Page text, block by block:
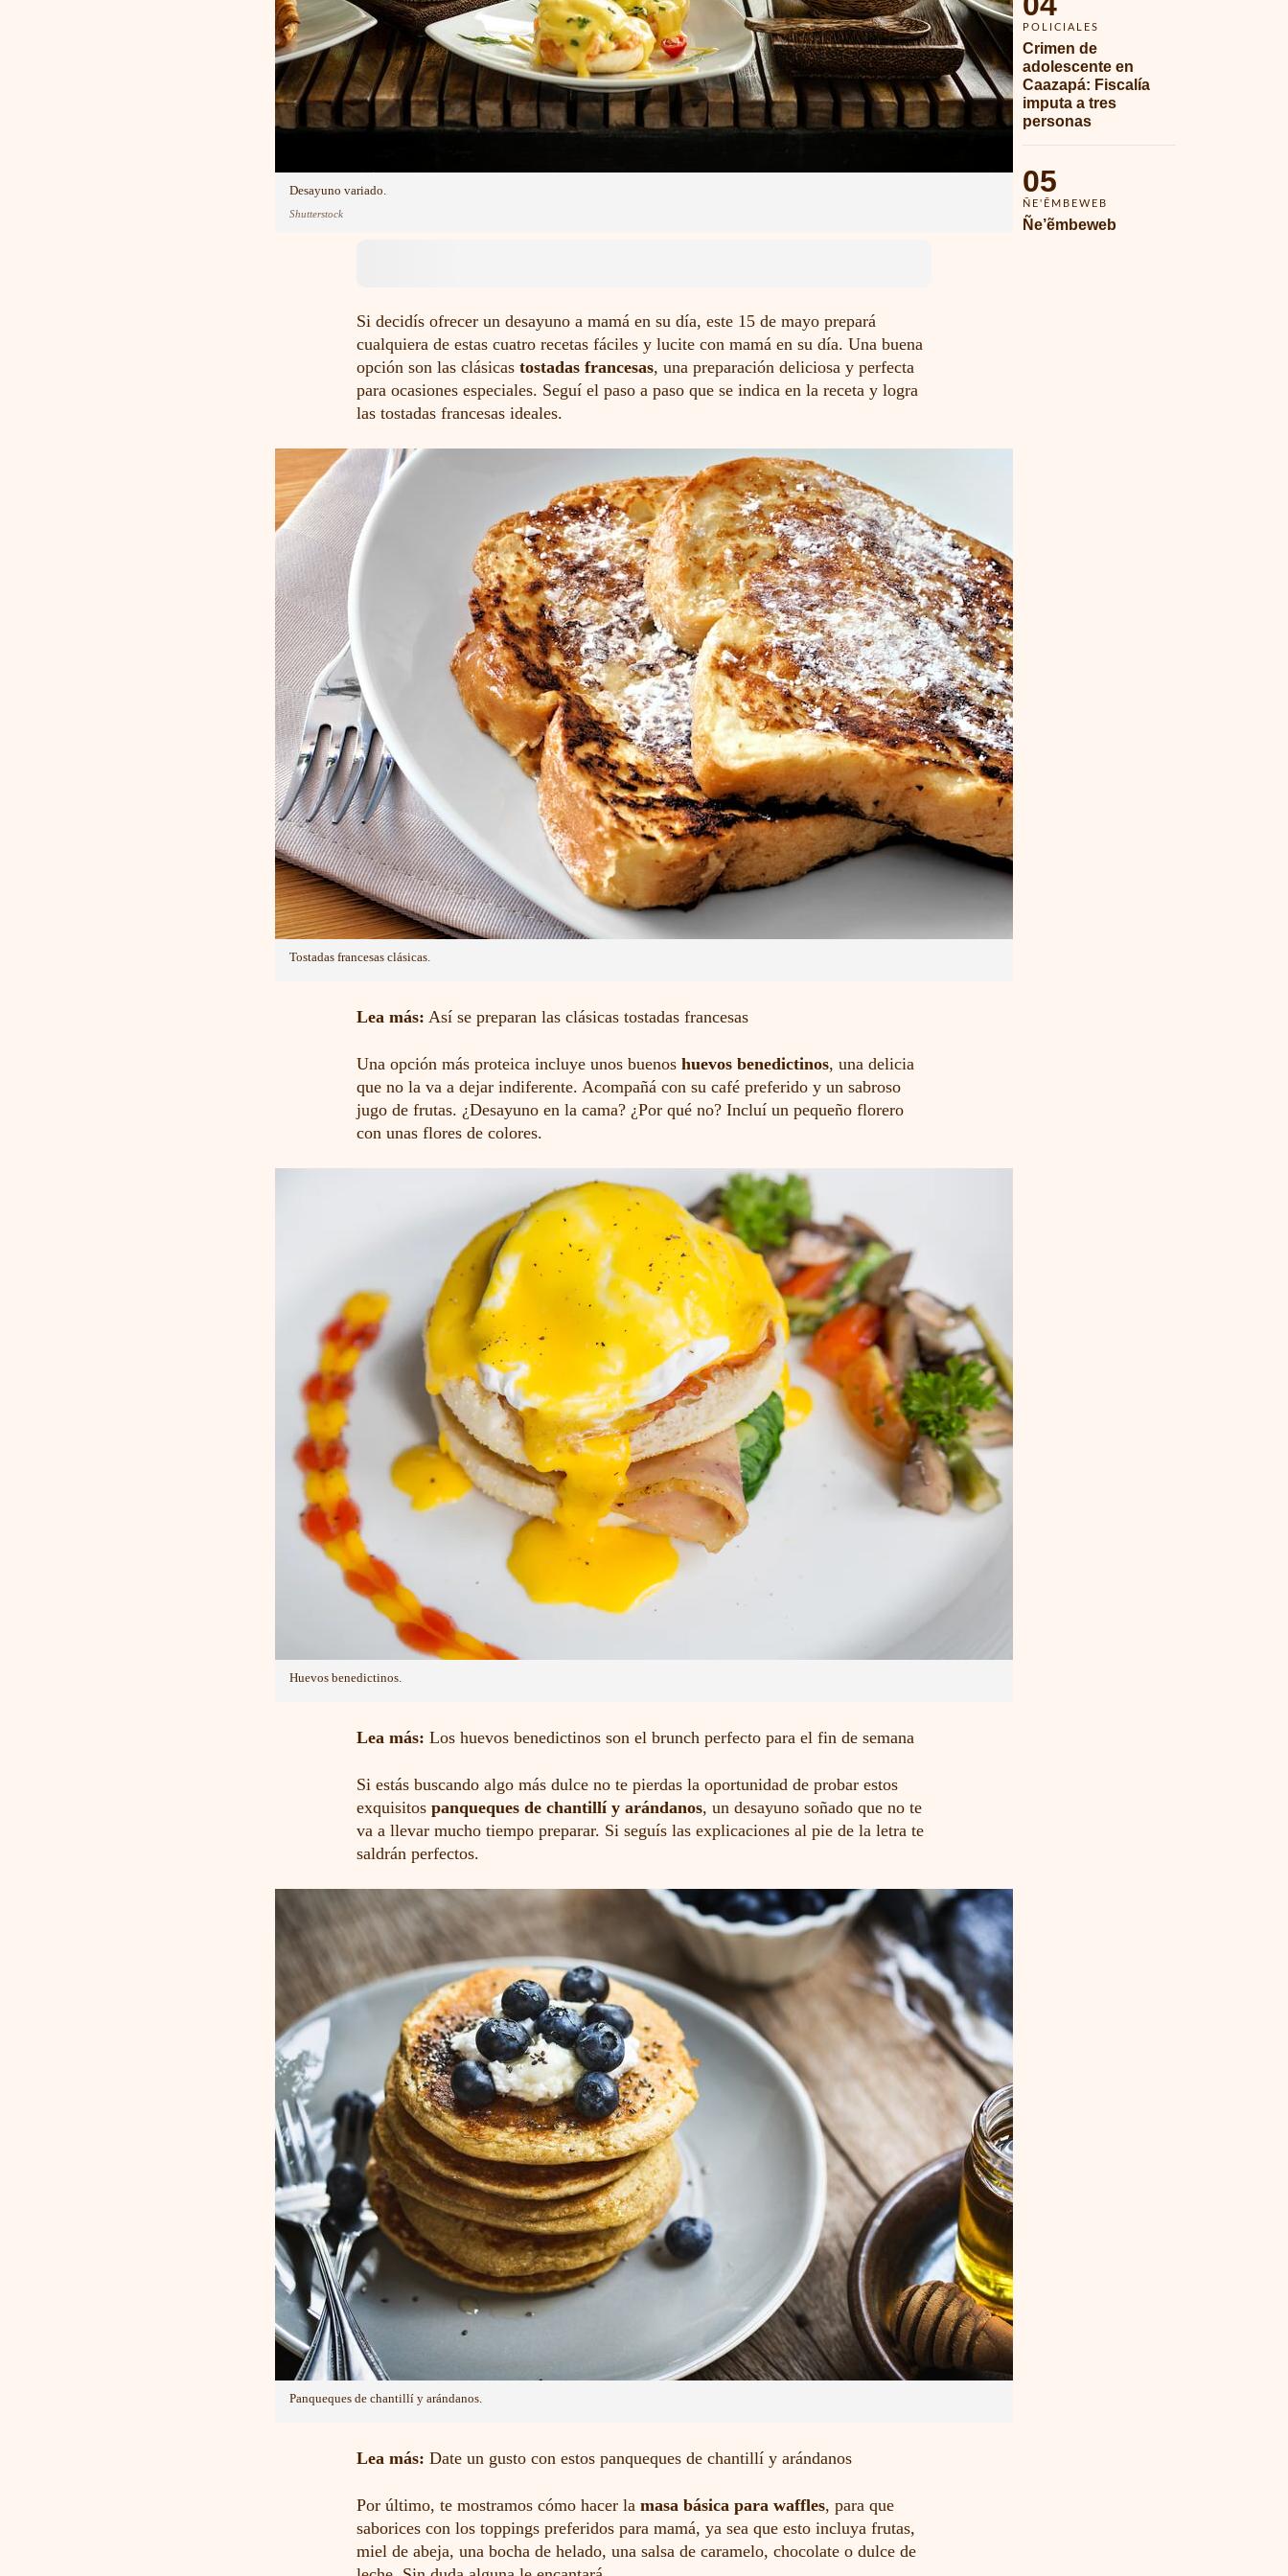
POLICIALES
Crimen de
adolescente en
Caazapá: Fiscalía
imputa a tres
personas
05
ÑE'ẼMBEWEB
Ñe’ẽmbeweb
Desayuno variado.
Shutterstock
Si decidís ofrecer un desayuno a mamá en su día, este 15 de mayo prepará
cualquiera de estas cuatro recetas fáciles y lucite con mamá en su día. Una buena
opción son las clásicas tostadas francesas, una preparación deliciosa y perfecta
para ocasiones especiales. Seguí el paso a paso que se indica en la receta y logra
las tostadas francesas ideales.
Tostadas francesas clásicas.
Lea más: Así se preparan las clásicas tostadas francesas
Una opción más proteica incluye unos buenos huevos benedictinos, una delicia
que no la va a dejar indiferente. Acompañá con su café preferido y un sabroso
jugo de frutas. ¿Desayuno en la cama? ¿Por qué no? Incluí un pequeño florero
con unas flores de colores.
Huevos benedictinos.
Lea más: Los huevos benedictinos son el brunch perfecto para el fin de semana
Si estás buscando algo más dulce no te pierdas la oportunidad de probar estos
exquisitos panqueques de chantillí y arándanos, un desayuno soñado que no te
va a llevar mucho tiempo preparar. Si seguís las explicaciones al pie de la letra te
saldrán perfectos.
Panqueques de chantillí y arándanos.
Lea más: Date un gusto con estos panqueques de chantillí y arándanos
Por último, te mostramos cómo hacer la masa básica para waffles, para que
saborices con los toppings preferidos para mamá, ya sea que esto incluya frutas,
miel de abeja, una bocha de helado, una salsa de caramelo, chocolate o dulce de